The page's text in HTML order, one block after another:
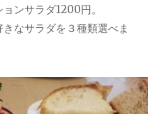
ンサラダ1200円。
なサラダを３種類選べま